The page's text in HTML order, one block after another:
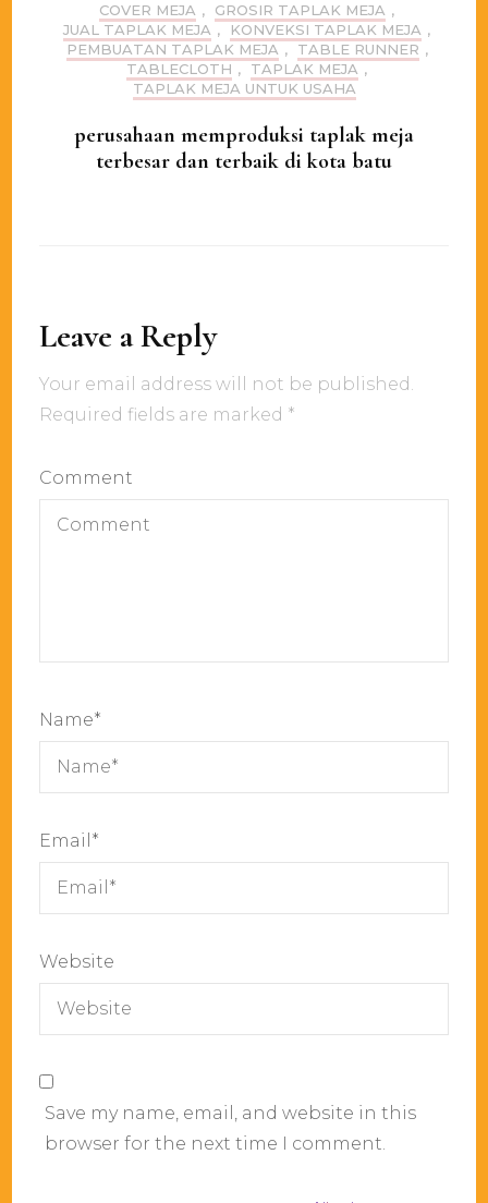
COVER MEJA , GROSIR TAPLAK MEJA ,
JUAL TAPLAK MEJA , KONVEKSI TAPLAK MEJA ,
PEMBUATAN TAPLAK MEJA , TABLE RUNNER ,
TABLECLOTH , TAPLAK MEJA ,
TAPLAK MEJA UNTUK USAHA
perusahaan memproduksi taplak meja
terbesar dan terbaik di kota batu
Leave a Reply
Your email address will not be published.
Required fields are marked *
Comment
Name*
Email *
Website
Save my name, email, and website in this
browser for the next time I comment.